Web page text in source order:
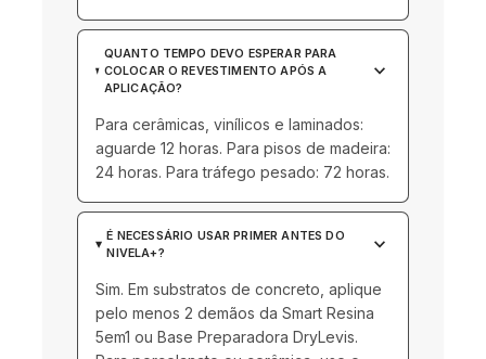
QUANTO TEMPO DEVO ESPERAR PARA
COLOCAR O REVESTIMENTO APÓS A
APLICAÇÃO?
keyboard_arrow_down
Para cerâmicas, vinílicos e laminados:
aguarde 12 horas. Para pisos de madeira:
24 horas. Para tráfego pesado: 72 horas.
É NECESSÁRIO USAR PRIMER ANTES DO
NIVELA+?
keyboard_arrow_down
Sim. Em substratos de concreto, aplique
pelo menos 2 demãos da Smart Resina
5em1 ou Base Preparadora DryLevis.